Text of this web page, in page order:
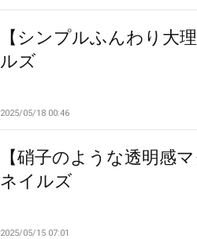
【シンプルふんわり大
ルズ
2025/05/18 00:46
【硝子のような透明感
ネイルズ
2025/05/15 07:01